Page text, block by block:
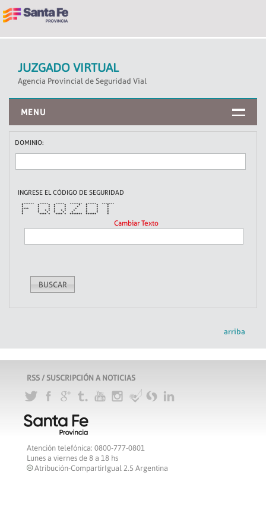
JUZGADO VIRTUAL
Agencia Provincial de Seguridad Vial
MENU
DOMINIO:
INGRESE EL CÓDIGO DE SEGURIDAD
******* ***** ***** ******* ****** *******
* * * * * * * * *
* * * * * * * * *
**** * * * * * * * *
* * * * * * * * * * *
* * * * * * * * *
* **** * **** * ******* ****** *
Cambiar Texto
arriba
RSS / SUSCRIPCIÓN A NOTICIAS
Atención telefónica: 0800-777-0801
Lunes a viernes de 8 a 18 hs
cAtribución-CompartirIgual 2.5 Argentina